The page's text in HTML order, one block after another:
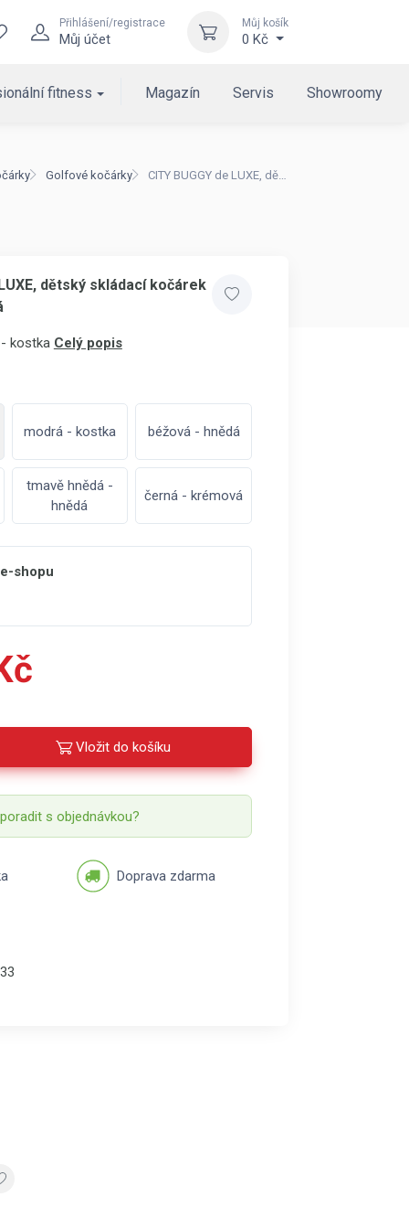
Přihlášení/registrace
Můj účet
Můj košík
0 Kč
fitness Magazín Servis Showroomy
Golfové kočárky CITY BUGGY de LUXE, dětský skládací kočárek HERLAG červená
dětský skládací kočárek
kostka Celý popis
modrá - kostka béžová - hnědá
tmavě hnědá -
hnědá
černá - krémová
shopu
Vložit do košíku
s objednávkou?
Doprava zdarma